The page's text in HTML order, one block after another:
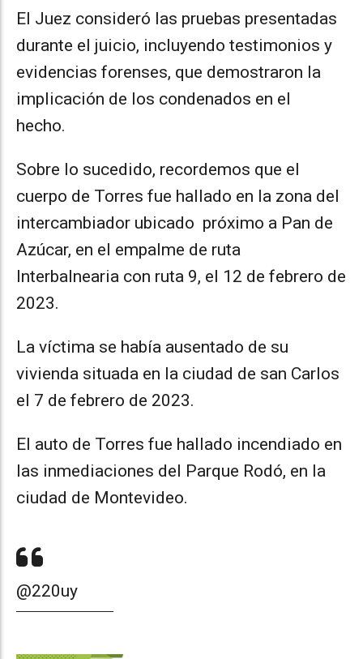
El Juez consideró las pruebas presentadas
durante el juicio, incluyendo testimonios y
evidencias forenses, que demostraron la
implicación de los condenados en el
hecho.
Sobre lo sucedido, recordemos que el
cuerpo de Torres fue hallado en la zona del
intercambiador ubicado próximo a Pan de
Azúcar, en el empalme de ruta
Interbalnearia con ruta 9, el 12 de febrero de
2023.
La víctima se había ausentado de su
vivienda situada en la ciudad de san Carlos
el 7 de febrero de 2023.
El auto de Torres fue hallado incendiado en
las inmediaciones del Parque Rodó, en la
ciudad de Montevideo.
@220uy